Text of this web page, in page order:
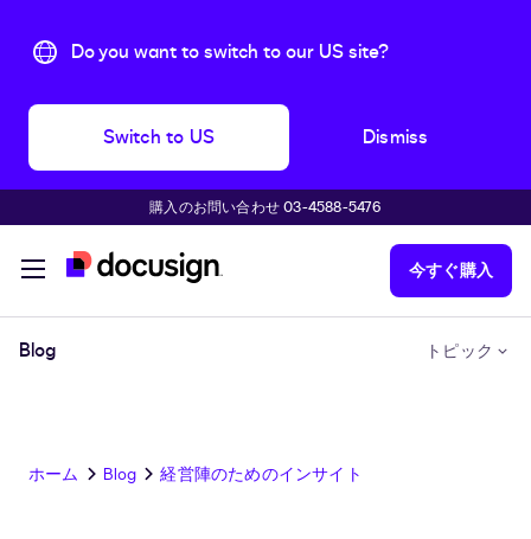
Do you want to switch to our US site?
Switch to US Dismiss
購入のお問い合わせ 03-4588-5476
今すぐ購入
Blog トピック
ホーム Blog 経営陣のためのインサイト